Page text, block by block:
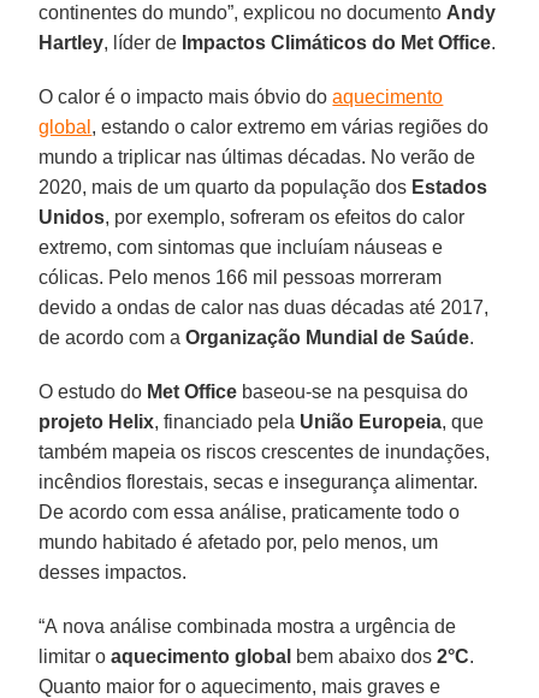
continentes do mundo”, explicou no documento Andy
Hartley, líder de Impactos Climáticos do Met Office.
O calor é o impacto mais óbvio doaquecimento
global , estando o calor extremo em várias regiões do
mundo a triplicar nas últimas décadas. No verão de
2020, mais de um quarto da população dos Estados
Unidos, por exemplo, sofreram os efeitos do calor
extremo, com sintomas que incluíam náuseas e
cólicas. Pelo menos 166 mil pessoas morreram
devido a ondas de calor nas duas décadas até 2017,
de acordo com aOrganização Mundial de Saúde.
O estudo do Met Office baseou-se na pesquisa do
projeto Helix, financiado pela União Europeia, que
também mapeia os riscos crescentes de inundações,
incêndios florestais, secas e insegurança alimentar.
De acordo com essa análise, praticamente todo o
mundo habitado é afetado por, pelo menos, um
desses impactos.
“A nova análise combinada mostra a urgência de
limitar o aquecimento global bem abaixo dos2°C.
Quanto maior for o aquecimento, mais graves e